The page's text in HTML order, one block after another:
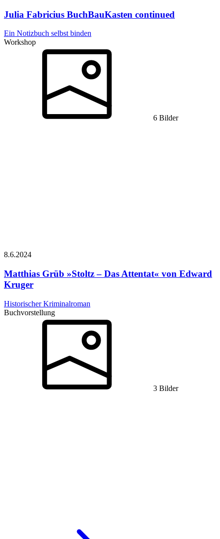
Julia Fabricius BuchBauKasten continued
Ein Notizbuch selbst binden
Workshop
6 Bilder
8.6.2024
Matthias Grüb »Stoltz – Das Attentat« von Edward
Kruger
Historischer Kriminalroman
Buchvorstellung
3 Bilder